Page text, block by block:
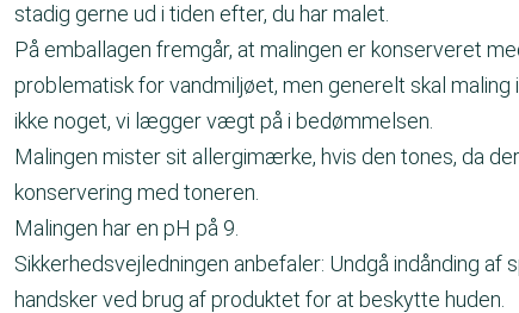
stadig gerne ud i tiden efter, du har malet.
På emballagen fremgår, at malingen er konserveret
problematisk for vandmiljøet, men generelt skal
ikke noget, vi lægger vægt på i bedømmelsen.
Malingen mister sit allergimærke, hvis den tones, da
konservering med toneren.
Malingen har en pH på 9.
Sikkerhedsvejledningen anbefaler: Undgå indånding
handsker ved brug af produktet for at beskytte huden.